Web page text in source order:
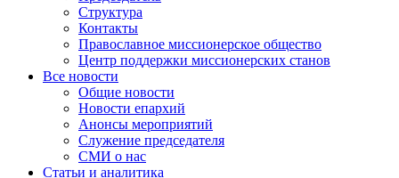
Структура
Контакты
Православное миссионерское общество
Центр поддержки миссионерских станов
Все новости
Общие новости
Новости епархий
Анонсы мероприятий
Служение председателя
СМИ о нас
Статьи и аналитика